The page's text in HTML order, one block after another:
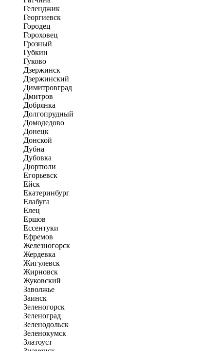
Геленджик
Георгиевск
Городец
Гороховец
Грозный
Губкин
Гуково
Дзержинск
Дзержинский
Димитровград
Дмитров
Добрянка
Долгопрудный
Домодедово
Донецк
Донской
Дубна
Дубовка
Дюртюли
Егорьевск
Ейск
Екатеринбург
Елабуга
Елец
Ершов
Ессентуки
Ефремов
Железногорск
Жердевка
Жигулевск
Жирновск
Жуковский
Заволжье
Заинск
Зеленогорск
Зеленоград
Зеленодольск
Зеленокумск
Златоуст